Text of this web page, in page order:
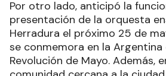
Por otro lado, anticipó la
presentación de la orquesta
Herradura el próximo 25 de
se conmemora en la Argentina
Revolución de Mayo. Además,